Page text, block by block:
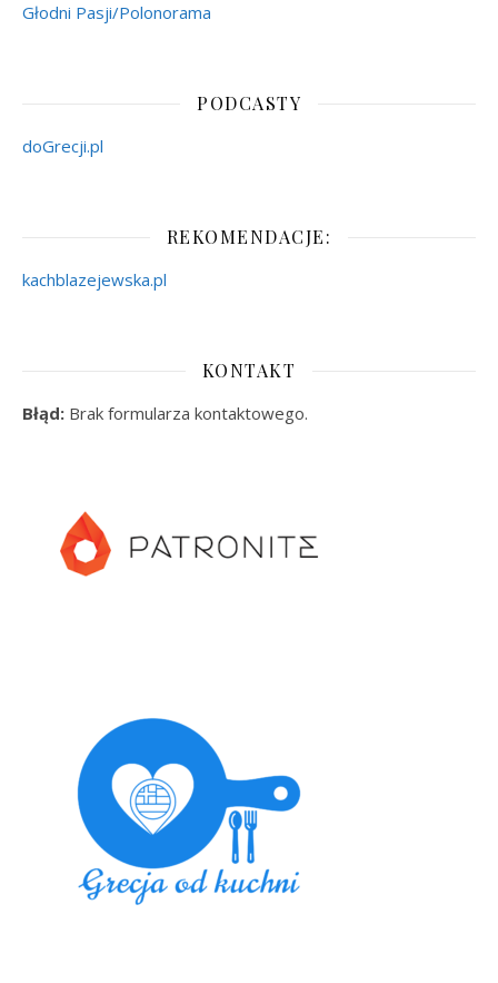
Głodni Pasji/Polonorama
PODCASTY
doGrecji.pl
REKOMENDACJE:
kachblazejewska.pl
KONTAKT
Błąd: Brak formularza kontaktowego.